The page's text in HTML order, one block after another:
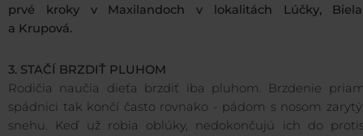
prvé kroky v Maxilandoch v lokalitách Lúčky,
a Krupová.
3. STAČÍ BRZDIŤ PLUHOM
Rodičia naučia dieťa brzdiť iba pluhom. Brzdenie
spádnici tak končí často rovnako - pádom s nosom
snehu. Keď už robia oblúky, nedokončujú ich do